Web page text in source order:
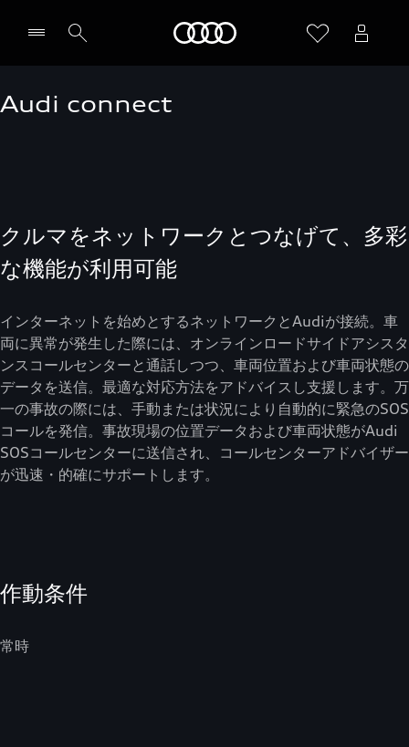
Audi connect
クルマをネットワークとつなげて、多彩
な機能が利用可能
インターネットを始めとするネットワークとAudiが接続。車
両に異常が発生した際には、オンラインロードサイドアシスタ
ンスコールセンターと通話しつつ、車両位置および車両状態の
データを送信。最適な対応方法をアドバイスし支援します。万
一の事故の際には、手動または状況により自動的に緊急のSOS
コールを発信。事故現場の位置データおよび車両状態がAudi
SOSコールセンターに送信され、コールセンターアドバイザー
が迅速・的確にサポートします。
作動条件
常時